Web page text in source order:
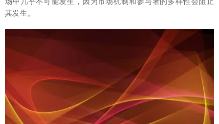
其发生。